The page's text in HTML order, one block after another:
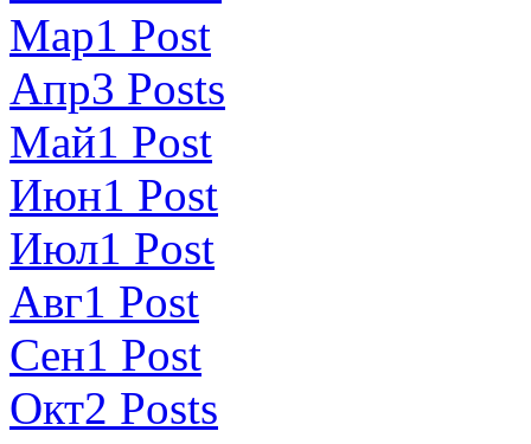
Мар1 Post
Апр3 Posts
Май1 Post
Июн1 Post
Июл1 Post
Авг1 Post
Сен1 Post
Окт2 Posts